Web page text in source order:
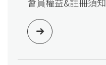
會員權益&註冊須知